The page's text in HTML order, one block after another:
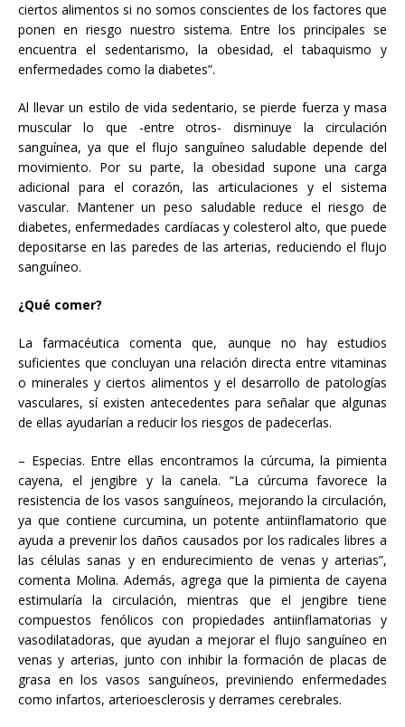
ciertos alimentos si no somos conscientes de los factores que
ponen en riesgo nuestro sistema. Entre los principales se
encuentra el sedentarismo, la obesidad, el tabaquismo y
enfermedades como la diabetes”.
Al llevar un estilo de vida sedentario, se pierde fuerza y masa
muscular lo que -entre otros- disminuye la circulación
sanguínea, ya que el flujo sanguíneo saludable depende del
movimiento. Por su parte, la obesidad supone una carga
adicional para el corazón, las articulaciones y el sistema
vascular. Mantener un peso saludable reduce el riesgo de
diabetes, enfermedades cardíacas y colesterol alto, que puede
depositarse en las paredes de las arterias, reduciendo el flujo
sanguíneo.
¿Qué comer?
La farmacéutica comenta que, aunque no hay estudios
suficientes que concluyan una relación directa entre vitaminas
o minerales y ciertos alimentos y el desarrollo de patologías
vasculares, sí existen antecedentes para señalar que algunas
de ellas ayudarían a reducir los riesgos de padecerlas.
– Especias. Entre ellas encontramos la cúrcuma, la pimienta
cayena, el jengibre y la canela. “La cúrcuma favorece la
resistencia de los vasos sanguíneos, mejorando la circulación,
ya que contiene curcumina, un potente antiinflamatorio que
ayuda a prevenir los daños causados por los radicales libres a
las células sanas y en endurecimiento de venas y arterias”,
comenta Molina. Además, agrega que la pimienta de cayena
estimularía la circulación, mientras que el jengibre tiene
compuestos fenólicos con propiedades antiinflamatorias y
vasodilatadoras, que ayudan a mejorar el flujo sanguíneo en
venas y arterias, junto con inhibir la formación de placas de
grasa en los vasos sanguíneos, previniendo enfermedades
como infartos, arterioesclerosis y derrames cerebrales.